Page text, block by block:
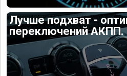
Лучше подхват -
переключений АКПП.